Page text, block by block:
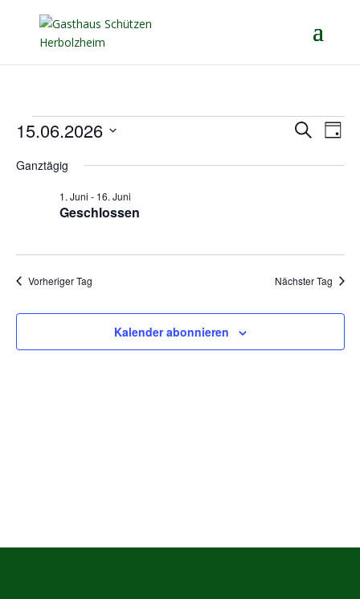
Veranstaltungen
15.
2026
und
SucheTag
15.06.2026
wählen.
Ganztägig
Geschlossen
1. Juni - 16. Juni
Vorheriger Tag Nächster Tag
Kalender abonnieren